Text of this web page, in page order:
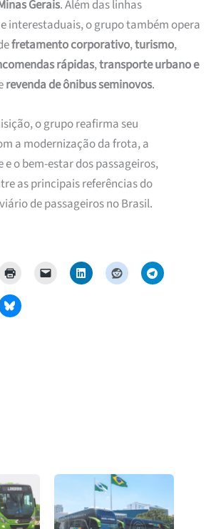
Gerais. Além das linhas
interestaduais, o grupo também opera
fretamento corporativo,turismo,
rápidas,transporte urbano e
revenda de ônibus seminovos.
o grupo reafirma seu
a modernização da frota, a
o bem-estar dos passageiros,
as principais referências do
de passageiros no Brasil.